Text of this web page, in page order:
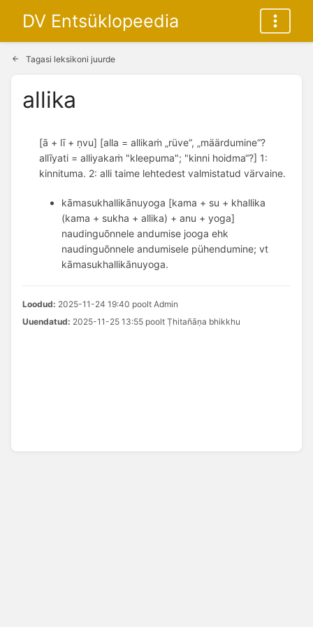
DV Entsüklopeedia
Tagasi leksikoni juurde
allika
[ā + lī + ṇvu] [alla = allikaṁ „rüve“, „määrdumine“?
allīyati = alliyakaṁ "kleepuma"; "kinni hoidma“?] 1:
kinnituma. 2: alli taime lehtedest valmistatud värvaine.
kāmasukhallikānuyoga [kama + su + khallika
(kama + sukha + allika) + anu + yoga]
naudinguõnnele andumise jooga ehk
naudinguõnnele andumisele pühendumine; vt
kāmasukhallikānuyoga.
Loodud: 2025-11-24 19:40 poolt Admin
Uuendatud: 2025-11-25 13:55 poolt Ṭhitañāṇa bhikkhu